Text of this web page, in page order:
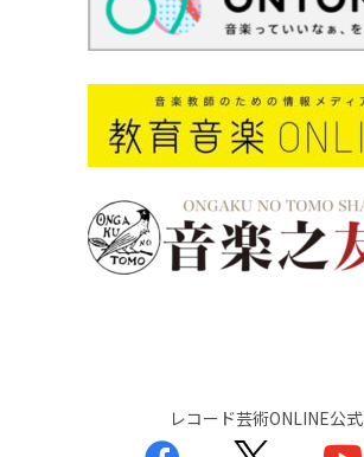
レコード芸術ONLINE公式